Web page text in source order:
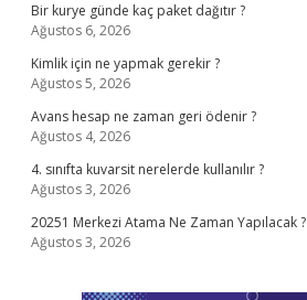
Bir kurye günde kaç paket dağıtır ?
Ağustos 6, 2026
Kimlik için ne yapmak gerekir ?
Ağustos 5, 2026
Avans hesap ne zaman geri ödenir ?
Ağustos 4, 2026
4. sınıfta kuvarsit nerelerde kullanılır ?
Ağustos 3, 2026
20251 Merkezi Atama Ne Zaman Yapılacak ?
Ağustos 3, 2026